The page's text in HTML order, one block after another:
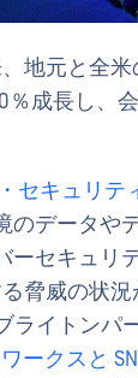
地元と全
成長し、
セキュリテ
のデータや
ーセキュリ
脅威の状
ライトンパ
ークスと